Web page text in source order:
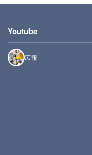
Youtube
広報